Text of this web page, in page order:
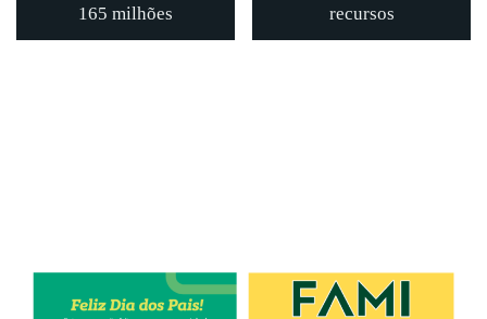
165 milhões
recursos